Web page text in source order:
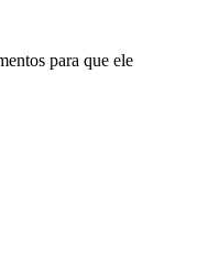
para que ele